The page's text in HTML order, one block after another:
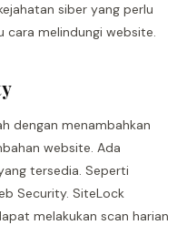
siber yang perlu
cara melindungi website.
dengan menambahkan
website. Ada
tersedia. Seperti
Security. SiteLock
melakukan scan harian